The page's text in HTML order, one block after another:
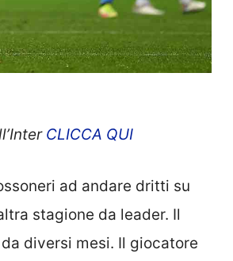
CLICCA QUI
ad andare dritti su
stagione da leader. Il
diversi mesi. Il giocatore